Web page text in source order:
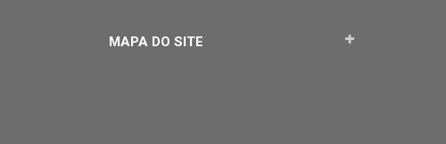
MAPA DO SITE